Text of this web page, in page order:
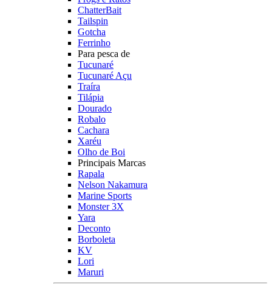
ChatterBait
Tailspin
Gotcha
Ferrinho
Para pesca de
Tucunaré
Tucunaré Açu
Traíra
Tilápia
Dourado
Robalo
Cachara
Xaréu
Olho de Boi
Principais Marcas
Rapala
Nelson Nakamura
Marine Sports
Monster 3X
Yara
Deconto
Borboleta
KV
Lori
Maruri